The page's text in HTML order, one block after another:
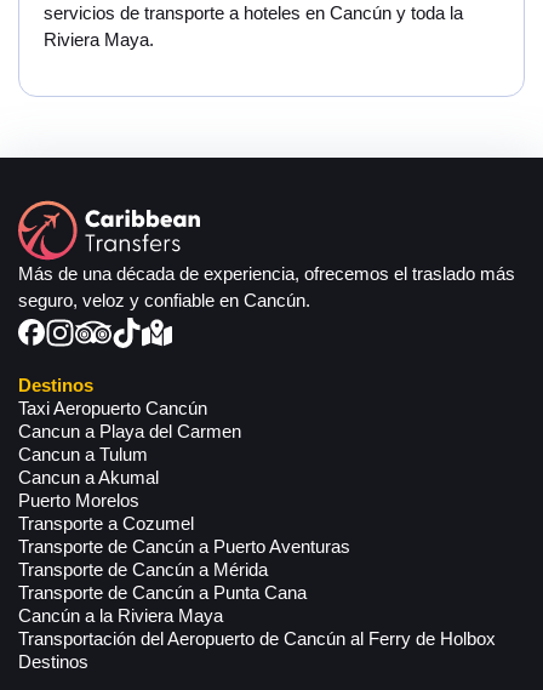
servicios de transporte a hoteles en Cancún y toda la
Riviera Maya.
Más de una década de experiencia, ofrecemos el traslado más
seguro, veloz y confiable en Cancún.
Destinos
Taxi Aeropuerto Cancún
Cancun a Playa del Carmen
Cancun a Tulum
Cancun a Akumal
Puerto Morelos
Transporte a Cozumel
Transporte de Cancún a Puerto Aventuras
Transporte de Cancún a Mérida
Transporte de Cancún a Punta Cana
Cancún a la Riviera Maya
Transportación del Aeropuerto de Cancún al Ferry de Holbox
Destinos